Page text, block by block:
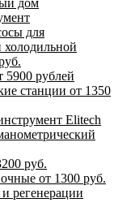
дом
для
5900 рублей
станции от 1350
Elitech
руб.
от 1300 руб.
регенерации